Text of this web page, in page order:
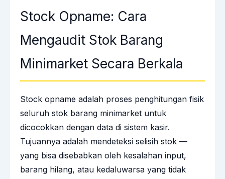
Stock Opname: Cara
Mengaudit Stok Barang
Minimarket Secara Berkala
Stock opname adalah proses penghitungan fisik
seluruh stok barang minimarket untuk
dicocokkan dengan data di sistem kasir.
Tujuannya adalah mendeteksi selisih stok —
yang bisa disebabkan oleh kesalahan input,
barang hilang, atau kedaluwarsa yang tidak